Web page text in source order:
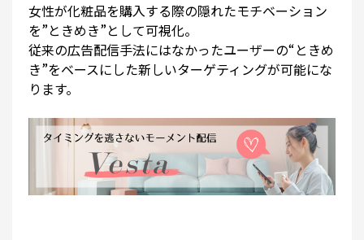
女性が化粧品を購入する際の隠れたモチベーション
を”ときめき”として可視化。
従来の広告配信手法にはなかったユーザーの“ときめ
き”をベースにした新しいターゲティングが可能にな
ります。